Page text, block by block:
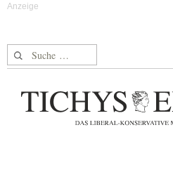
Suche nach: